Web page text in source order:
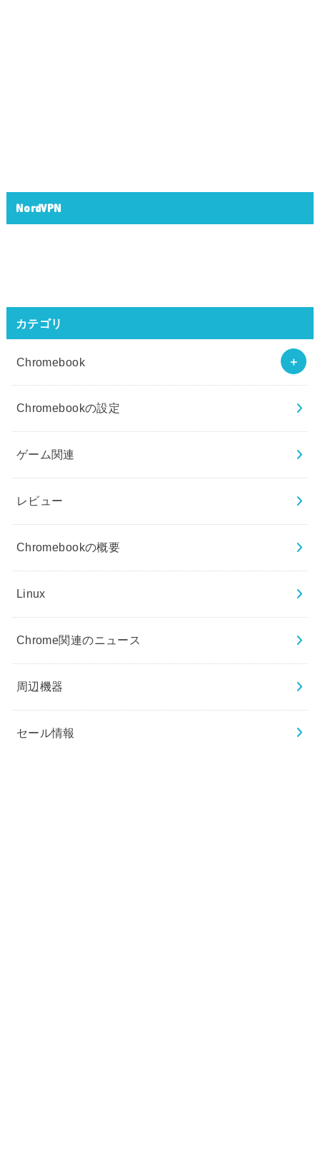
NordVPN
カテゴリ
Chromebook
Chromebookの設定
ゲーム関連
レビュー
Chromebookの概要
Linux
Chrome関連のニュース
周辺機器
セール情報